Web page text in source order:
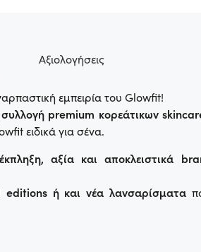
Αξιολογήσεις
εμπειρία του Glowfit!
premium κορεάτικων
ειδικά για σένα.
έκπληξη, αξία και αποκλειστικά
ή και νέα λανσαρίσματα